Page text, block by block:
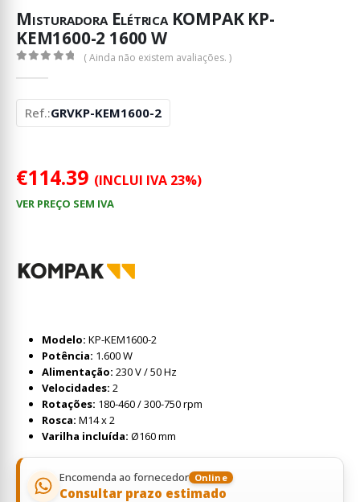
Misturadora Elétrica KOMPAK KP-
KEM1600-2 1600 W
( Ainda não existem avaliações. )
Ref.:GRVKP-KEM1600-2
€114.39 (INCLUI IVA 23%)
VER PREÇO SEM IVA
Modelo: KP-KEM1600-2
Potência: 1.600 W
Alimentação: 230 V / 50 Hz
Velocidades: 2
Rotações: 180-460 / 300-750 rpm
Rosca: M14 x 2
Varilha incluída: Ø160 mm
Encomenda ao fornecedor Online
Consultar prazo estimado